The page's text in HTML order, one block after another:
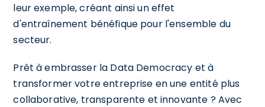
leur exemple, créant ainsi un effet
d'entraînement bénéfique pour l'ensemble du
secteur.
Prêt à embrasser la Data Democracy et à
transformer votre entreprise en une entité plus
collaborative, transparente et innovante ? Avec